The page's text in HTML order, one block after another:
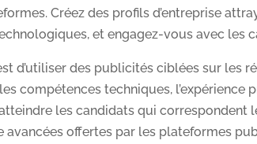
Créez des profils d’entreprise
et engagez-vous avec les
d’utiliser des publicités ciblées sur les
compétences techniques, l’expérience
les candidats qui correspondent
offertes par les plateformes